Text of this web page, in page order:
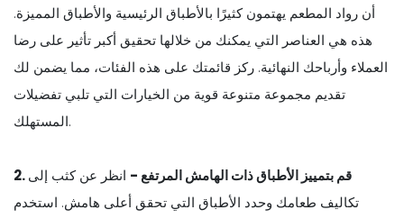
أن رواد المطعم يهتمون كثيرًا بالأطباق الرئيسية والأطباق المميزة.
هذه هي العناصر التي يمكنك من خلالها تحقيق أكبر تأثير على رضا
العملاء وأرباحك النهائية. ركز قائمتك على هذه الفئات، مما يضمن لك
تقديم مجموعة متنوعة قوية من الخيارات التي تلبي تفضيلات
المستهلك.
2. قم بتمييز الأطباق ذات الهامش المرتفع - انظر عن كثب إلى
تكاليف طعامك وحدد الأطباق التي تحقق أعلى هامش. استخدم